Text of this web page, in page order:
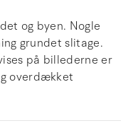
og byen. Nogle
grundet slitage.
på billederne er
overdækket